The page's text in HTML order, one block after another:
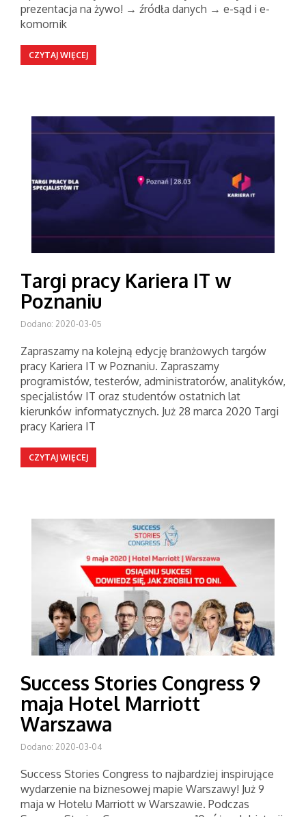
prezentacja na żywo! → źródła danych → e-sąd i e-
komornik
CZYTAJ WIĘCEJ
Targi pracy Kariera IT w
Poznaniu
Dodano: 2020-03-05
Zapraszamy na kolejną edycję branżowych targów
pracy Kariera IT w Poznaniu. Zapraszamy
programistów, testerów, administratorów, analityków,
specjalistów IT oraz studentów ostatnich lat
kierunków informatycznych. Już 28 marca 2020 Targi
pracy Kariera IT
CZYTAJ WIĘCEJ
Success Stories Congress 9
maja Hotel Marriott
Warszawa
Dodano: 2020-03-04
Success Stories Congress to najbardziej inspirujące
wydarzenie na biznesowej mapie Warszawy! Już 9
maja w Hotelu Marriott w Warszawie. Podczas